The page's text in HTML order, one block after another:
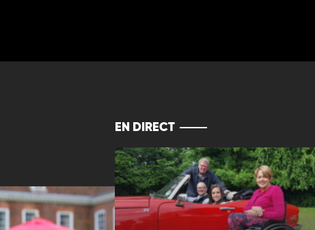
EN DIRECT